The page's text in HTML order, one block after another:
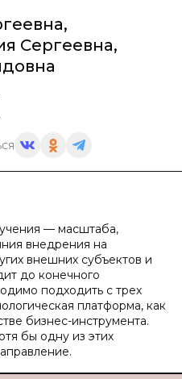
,
Сергеевна,
— масштаба,
внедрения на
внешних субъектов и
до конечного
подходить с трех
платформа, как
бизнес-инструмента.
бы одну из этих